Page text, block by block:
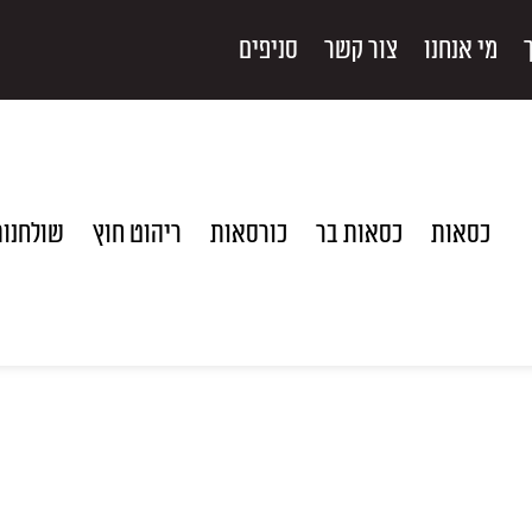
מי אנחנו צור קשר סניפים
כסאות כסאות בר כורסאות ריהוט חוץ